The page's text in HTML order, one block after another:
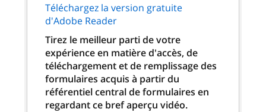
Téléchargez la version gratuite
d'Adobe Reader
Tirez le meilleur parti de votre
expérience en matière d'accès, de
téléchargement et de remplissage des
formulaires acquis à partir du
référentiel central de formulaires en
regardant ce bref aperçu vidéo.